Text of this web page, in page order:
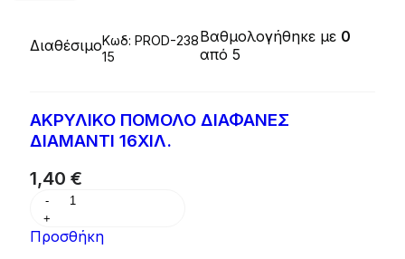
ΔιαθέσιμοΚωδ: PROD-238
15
Βαθμολογήθηκε με 0
από 5
ΑΚΡΥΛΙΚΟ ΠΟΜΟΛΟ ΔΙΑΦΑΝΕΣ
ΔΙΑΜΑΝΤΙ 16ΧΙΛ.
1,40 €
Προσθήκη